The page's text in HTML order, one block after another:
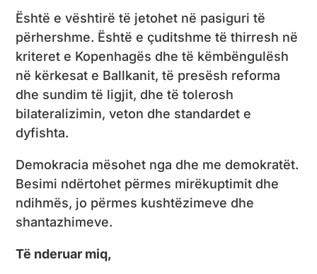
Është e vështirë të jetohet në pasiguri të
përhershme. Është e çuditshme të thirresh në
kriteret e Kopenhagës dhe të këmbëngulësh
në kërkesat e Ballkanit, të presësh reforma
dhe sundim të ligjit, dhe të tolerosh
bilateralizimin, veton dhe standardet e
dyfishta.
Demokracia mësohet nga dhe me demokratët.
Besimi ndërtohet përmes mirëkuptimit dhe
ndihmës, jo përmes kushtëzimeve dhe
shantazhimeve.
Të nderuar miq,